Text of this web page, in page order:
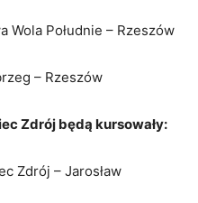
Wola Południe – Rzeszów
– Rzeszów
Zdrój będą kursowały:
Zdrój – Jarosław